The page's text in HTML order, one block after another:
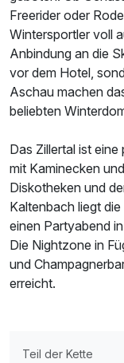
Freerider oder
Wintersportler voll
Anbindung an die
vor dem Hotel,
Aschau machen
beliebten
Das Zillertal ist
mit Kaminecken
Diskotheken und
Kaltenbach liegt
einen Partyabend
Die Nightzone in
und
erreicht.
Teil der Kette